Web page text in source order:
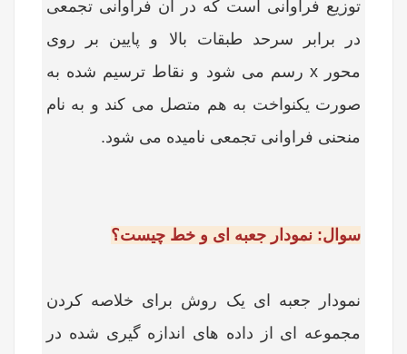
توزیع فراوانی است که در آن فراوانی تجمعی
در برابر سرحد طبقات بالا و پایین بر روی
محورx رسم می شود و نقاط ترسیم شده به
صورت یکنواخت به هم متصل می کند و به نام
منحنی فراوانی تجمعی نامیده می شود.
سوال: نمودار جعبه ای و خط چیست؟
نمودار جعبه ای یک روش برای خلاصه کردن
مجموعه ای از داده های اندازه گیری شده در